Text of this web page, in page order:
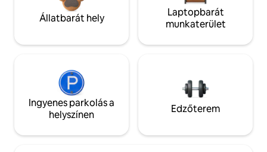
Állatbarát hely
Laptopbarát
munkaterület
Ingyenes parkolás a
helyszínen
Edzőterem